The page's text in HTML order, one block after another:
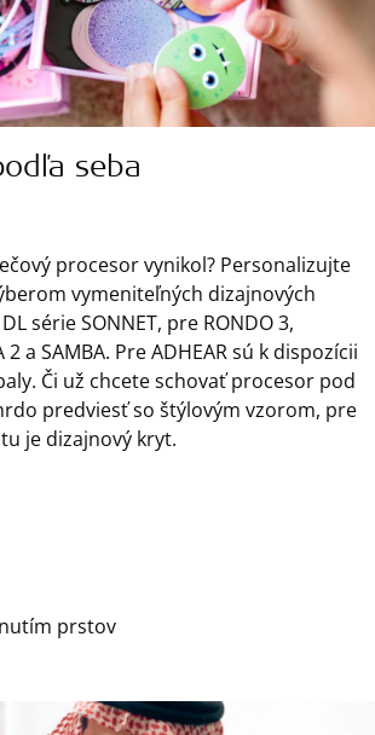
seba
procesor vynikol? Personalizujte
vymeniteľných dizajnových
série SONNET, pre RONDO 3,
2 a SAMBA. Pre ADHEAR sú k dispozícii
Či už chcete schovať procesor pod
predviesť so štýlovým vzorom, pre
je dizajnový kryt.
prstov